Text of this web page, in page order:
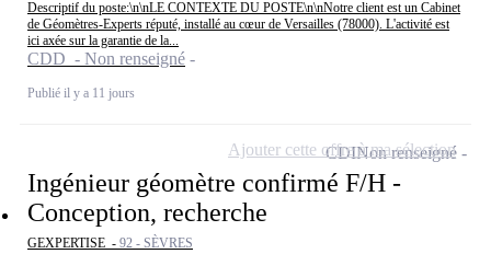
Descriptif du poste:\n\nLE CONTEXTE DU POSTE\n\nNotre client est un Cabinet
de Géomètres-Experts réputé, installé au cœur de Versailles (78000). L'activité est
ici axée sur la garantie de la...
CDD - Non renseigné
Publié il y a 11 jours
Ingénieur géomètre confirmé F/H -
Conception, recherche
GEXPERTISE - 92 - SÈVRES
CDINon renseigné
Ajouter cette offre à ma sélection